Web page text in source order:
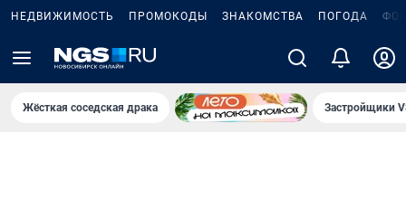
НЕДВИЖИМОСТЬ ПРОМОКОДЫ ЗНАКОМСТВА ПОГОДА
Жёсткая соседская драка Застройщики